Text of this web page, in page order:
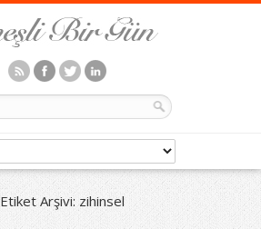
Etiket Arşivi: zihinsel